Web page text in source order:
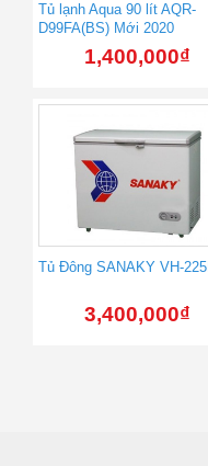
Tủ lạnh Aqua 90 lít AQR-
D99FA(BS) Mới 2020
1,400,000₫
Tủ Đông SANAKY VH-
3,400,000₫